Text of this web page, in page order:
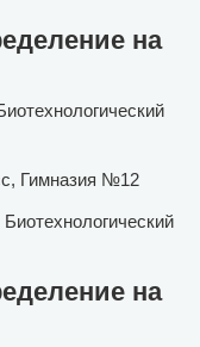
на
Гимназия №12
на